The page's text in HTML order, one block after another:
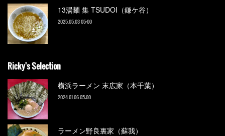
13湯麺 集 TSUDOI（鎌ケ谷）
2025.05.03 05:00
Ricky's Selection
横浜ラーメン 末広家（本千葉）
2024.01.06 05:00
ラーメン野良裏家（蘇我）